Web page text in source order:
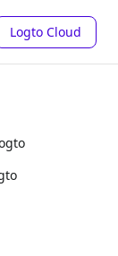
Logto Cloud